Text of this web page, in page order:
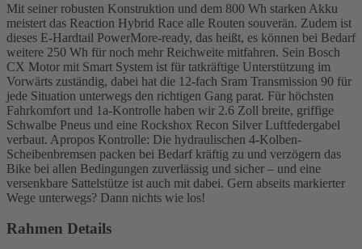
Mit seiner robusten Konstruktion und dem 800 Wh starken Akku
meistert das Reaction Hybrid Race alle Routen souverän. Zudem ist
dieses E-Hardtail PowerMore-ready, das heißt, es können bei Bedarf
weitere 250 Wh für noch mehr Reichweite mitfahren. Sein Bosch
CX Motor mit Smart System ist für tatkräftige Unterstützung im
Vorwärts zuständig, dabei hat die 12-fach Sram Transmission 90 für
jede Situation unterwegs den richtigen Gang parat. Für höchsten
Fahrkomfort und 1a-Kontrolle haben wir 2.6 Zoll breite, griffige
Schwalbe Pneus und eine Rockshox Recon Silver Luftfedergabel
verbaut. Apropos Kontrolle: Die hydraulischen 4-Kolben-
Scheibenbremsen packen bei Bedarf kräftig zu und verzögern das
Bike bei allen Bedingungen zuverlässig und sicher – und eine
versenkbare Sattelstütze ist auch mit dabei. Gern abseits markierter
Wege unterwegs? Dann nichts wie los!
Rahmen Details